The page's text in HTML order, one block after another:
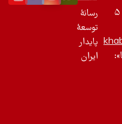
رسانۀ
توسعۀ
پایدار
ایران